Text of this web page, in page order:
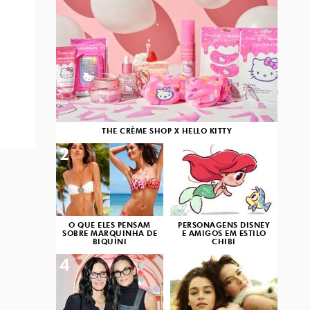
THE CRÈME SHOP X HELLO KITTY
O QUE ELES PENSAM
SOBRE MARQUINHA DE
BIQUÍNI
2
PERSONAGENS DISNEY
E AMIGOS EM ESTILO
CHIBI
3
4